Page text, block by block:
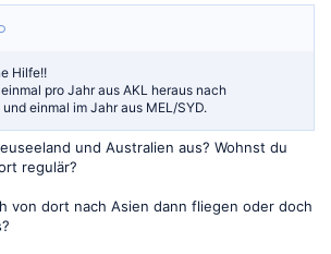
Singapur, wenn du mit SQ schon einmal da
Hilfe!!
pro Jahr aus AKL heraus nach
einmal im Jahr aus MEL/SYD.
und Australien aus? Wohnst du
regulär?
von dort nach Asien dann fliegen oder doch